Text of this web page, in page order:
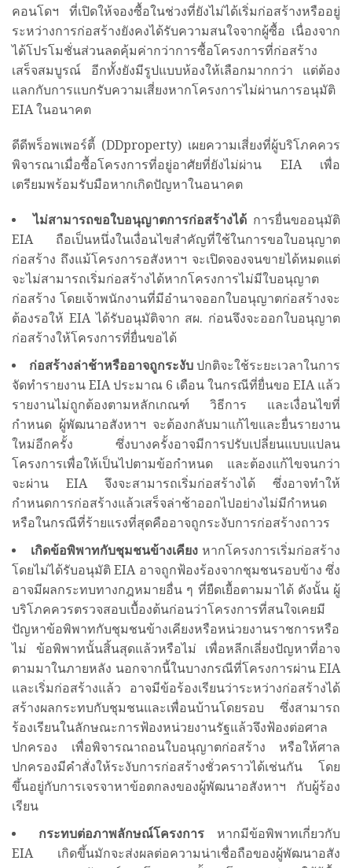
คอนโดฯ ที่เปิดให้จองซื้อในช่วงที่ยังไม่ได้เริ่มก่อสร้างหรืออยู่
ระหว่างการก่อสร้างยังคงได้รับความสนใจจากผู้ซื้อ เนื่องจาก
ได้โปรโมชั่นส่วนลดคุ้มค่ากว่าการซื้อโครงการที่ก่อสร้าง
เสร็จสมบูรณ์ อีกทั้งยังมีรูปแบบห้องให้เลือกมากกว่า แต่ต้อง
แลกกับการแบกรับความเสี่ยงหากโครงการไม่ผ่านการอนุมัติ
EIA ในอนาคต
ดีดีพร็อพเพอร์ตี้ (DDproperty) เผยความเสี่ยงที่ผู้บริโภคควร
พิจารณาเมื่อซื้อโครงการที่อยู่อาศัยที่ยังไม่ผ่าน EIA เพื่อ
เตรียมพร้อมรับมือหากเกิดปัญหาในอนาคต
ไม่สามารถขอใบอนุญาตการก่อสร้างได้การยื่นขออนุมัติ
EIA ถือเป็นหนึ่งในเงื่อนไขสำคัญที่ใช้ในการขอใบอนุญาต
ก่อสร้าง ถึงแม้โครงการอสังหาฯ จะเปิดจองจนขายได้หมดแต่
จะไม่สามารถเริ่มก่อสร้างได้หากโครงการไม่มีใบอนุญาต
ก่อสร้าง โดยเจ้าพนักงานที่มีอำนาจออกใบอนุญาตก่อสร้างจะ
ต้องรอให้ EIA ได้รับอนุมัติจาก สผ. ก่อนจึงจะออกใบอนุญาต
ก่อสร้างให้โครงการที่ยื่นขอได้
ก่อสร้างล่าช้าหรืออาจถูกระงับ ปกติจะใช้ระยะเวลาในการ
จัดทำรายงาน EIA ประมาณ 6 เดือน ในกรณีที่ยื่นขอ EIA แล้ว
รายงานไม่ถูกต้องตามหลักเกณฑ์ วิธีการ และเงื่อนไขที่
กำหนด ผู้พัฒนาอสังหาฯ จะต้องกลับมาแก้ไขและยื่นรายงาน
ใหม่อีกครั้ง ซึ่งบางครั้งอาจมีการปรับเปลี่ยนแบบแปลน
โครงการเพื่อให้เป็นไปตามข้อกำหนด และต้องแก้ไขจนกว่า
จะผ่าน EIA จึงจะสามารถเริ่มก่อสร้างได้ ซึ่งอาจทำให้
กำหนดการก่อสร้างแล้วเสร็จล่าช้าออกไปอย่างไม่มีกำหนด
หรือในกรณีที่ร้ายแรงที่สุดคืออาจถูกระงับการก่อสร้างถาวร
เกิดข้อพิพาทกับชุมชนข้างเคียงหากโครงการเริ่มก่อสร้าง
โดยไม่ได้รับอนุมัติ EIA อาจถูกฟ้องร้องจากชุมชนรอบข้าง ซึ่ง
อาจมีผลกระทบทางกฎหมายอื่น ๆ ที่ยืดเยื้อตามมาได้ ดังนั้น ผู้
บริโภคควรตรวจสอบเบื้องต้นก่อนว่าโครงการที่สนใจเคยมี
ปัญหาข้อพิพาทกับชุมชนข้างเคียงหรือหน่วยงานราชการหรือ
ไม่ ข้อพิพาทนั้นสิ้นสุดแล้วหรือไม่ เพื่อหลีกเลี่ยงปัญหาที่อาจ
ตามมาในภายหลัง นอกจากนี้ในบางกรณีที่โครงการผ่าน EIA
และเริ่มก่อสร้างแล้ว อาจมีข้อร้องเรียนว่าระหว่างก่อสร้างได้
สร้างผลกระทบกับชุมชนและเพื่อนบ้านโดยรอบ ซึ่งสามารถ
ร้องเรียนในลักษณะการฟ้องหน่วยงานรัฐแล้วจึงฟ้องต่อศาล
ปกครอง เพื่อพิจารณาถอนใบอนุญาตก่อสร้าง หรือให้ศาล
ปกครองมีคำสั่งให้ระงับการก่อสร้างชั่วคราวได้เช่นกัน โดย
ขึ้นอยู่กับการเจรจาหาข้อตกลงของผู้พัฒนาอสังหาฯ กับผู้ร้อง
เรียน
กระทบต่อภาพลักษณ์โครงการ หากมีข้อพิพาทเกี่ยวกับ
EIA เกิดขึ้นมักจะส่งผลต่อความน่าเชื่อถือของผู้พัฒนาอสัง